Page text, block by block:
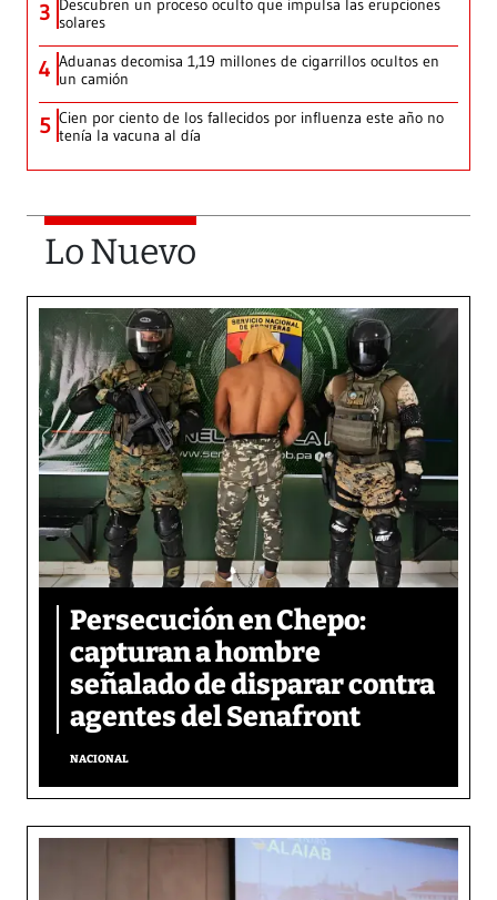
3 Descubren un proceso oculto que impulsa las erupciones
solares
4 Aduanas decomisa 1,19 millones de cigarrillos ocultos en
un camión
5 Cien por ciento de los fallecidos por influenza este año no
tenía la vacuna al día
Lo Nuevo
Persecución en Chepo:
capturan a hombre
señalado de disparar contra
agentes del Senafront
NACIONAL